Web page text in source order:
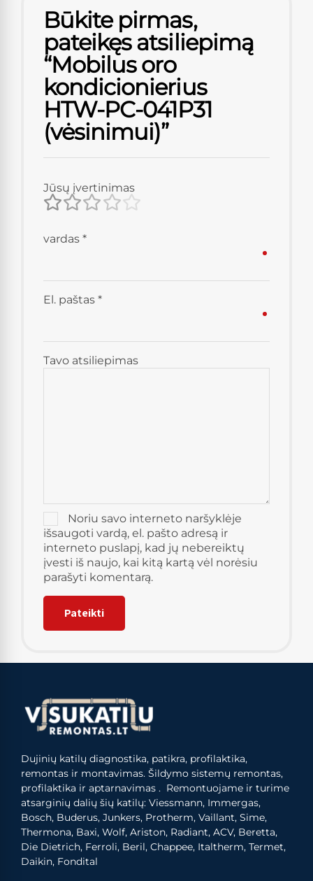
Būkite pirmas,
pateikęs atsiliepimą
“Mobilus oro
kondicionierius
HTW-PC-041P31
(vėsinimui)”
Jūsų įvertinimas
Tavo atsiliepimas
vardas *
El. paštas *
Noriu savo interneto naršyklėje
išsaugoti vardą, el. pašto adresą ir
interneto puslapį, kad jų nebereiktų
įvesti iš naujo, kai kitą kartą vėl norėsiu
parašyti komentarą.
Dujinių katilų diagnostika, patikra, profilaktika,
remontas ir montavimas. Šildymo sistemų remontas,
profilaktika ir aptarnavimas . Remontuojame ir turime
atsarginių dalių šių katilų: Viessmann, Immergas,
Bosch, Buderus, Junkers, Protherm, Vaillant, Sime,
Thermona, Baxi, Wolf, Ariston, Radiant, ACV, Beretta,
Die Dietrich, Ferroli, Beril, Chappee, Italtherm, Termet,
Daikin, Fondital